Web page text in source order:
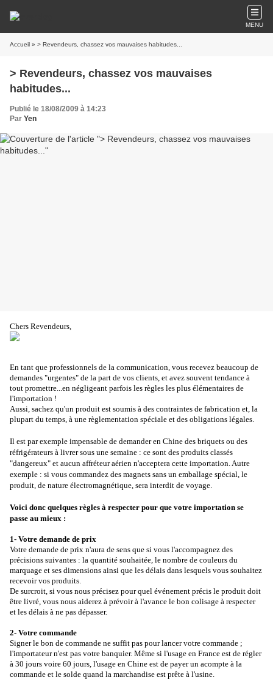
MENU
Accueil » > Revendeurs, chassez vos mauvaises habitudes...
> Revendeurs, chassez vos mauvaises
habitudes...
Publié le 18/08/2009 à 14:23
Par Yen
Chers Revendeurs,
En tant que professionnels de la communication, vous recevez beaucoup de
demandes "urgentes" de la part de vos clients, et avez souvent tendance à
tout promettre...en négligeant parfois les règles les plus élémentaires de
l'importation !
Aussi, sachez qu'un produit est soumis à des contraintes de fabrication et, la
plupart du temps, à une règlementation spéciale et des obligations légales.
Il est par exemple impensable de demander en Chine des briquets ou des
réfrigérateurs à livrer sous une semaine : ce sont des produits classés
"dangereux" et aucun affréteur aérien n'acceptera cette importation. Autre
exemple : si vous commandez des magnets sans un emballage spécial, le
produit, de nature électromagnétique, sera interdit de voyage.
Voici donc quelques règles à respecter pour que votre importation se
passe au mieux :
1- Votre demande de prix
Votre demande de prix n'aura de sens que si vous l'accompagnez des
précisions suivantes : la quantité souhaitée, le nombre de couleurs du
marquage et ses dimensions ainsi que les délais dans lesquels vous souhaitez
recevoir vos produits.
De surcroit, si vous nous précisez pour quel événement précis le produit doit
être livré, vous nous aiderez à prévoir à l'avance le bon colisage à respecter
et les délais à ne pas dépasser.
2- Votre commande
Signer le bon de commande ne suffit pas pour lancer votre commande ;
l'importateur n'est pas votre banquier. Même si l'usage en France est de régler
à 30 jours voire 60 jours, l'usage en Chine est de payer un acompte à la
commande et le solde quand la marchandise est prête à l'usine.